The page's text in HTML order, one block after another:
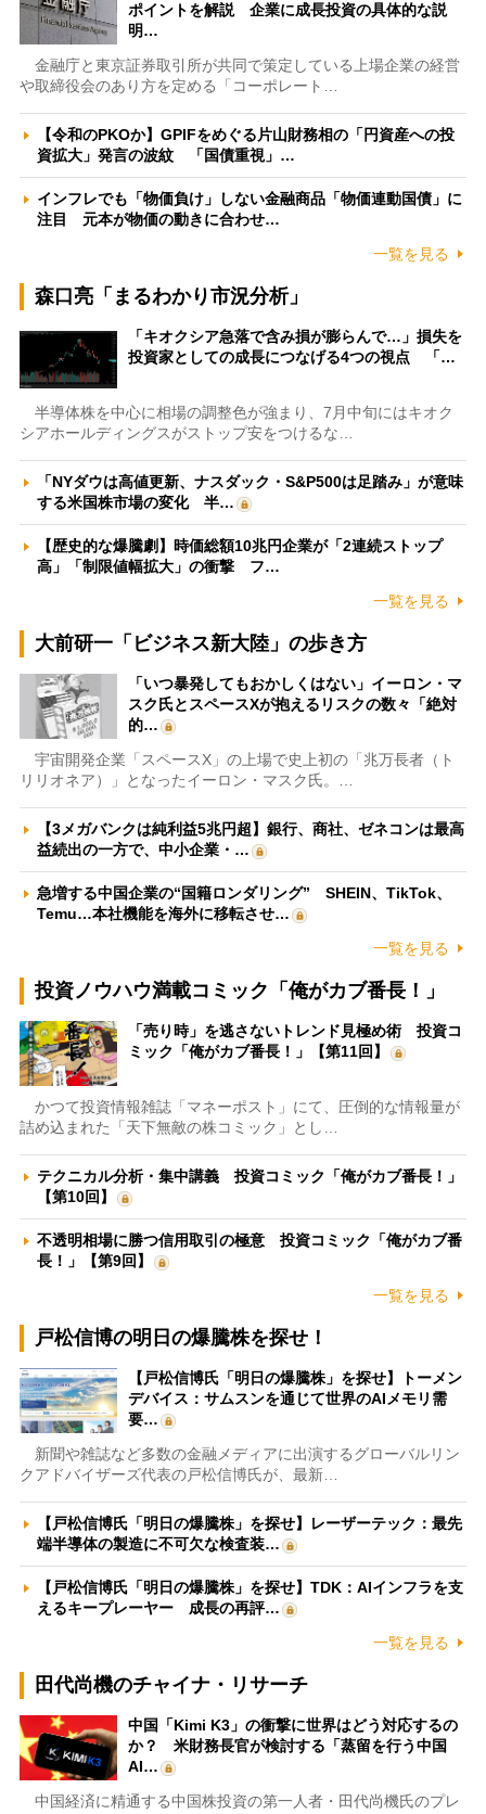
ポイントを解説 企業に成長投資の具体的な説
明…
金融庁と東京証券取引所が共同で策定している上場企業の経営
や取締役会のあり方を定める「コーポレート…
【令和のPKOか】GPIFをめぐる片山財務相の「円資産への投
資拡大」発言の波紋 「国債重視」…
インフレでも「物価負け」しない金融商品「物価連動国債」に
注目 元本が物価の動きに合わせ…
一覧を見る
森口亮「まるわかり市況分析」
「キオクシア急落で含み損が膨らんで…」損失を
投資家としての成長につなげる4つの視点 「…
半導体株を中心に相場の調整色が強まり、7月中旬にはキオク
シアホールディングスがストップ安をつけるな…
「NYダウは高値更新、ナスダック・S&P500は足踏み」が意味
する米国株市場の変化 半…
【歴史的な爆騰劇】時価総額10兆円企業が「2連続ストップ
高」「制限値幅拡大」の衝撃 フ…
一覧を見る
大前研一「ビジネス新大陸」の歩き方
「いつ暴発してもおかしくはない」イーロン・マ
スク氏とスペースXが抱えるリスクの数々「絶対
的…
宇宙開発企業「スペースX」の上場で史上初の「兆万長者（ト
リリオネア）」となったイーロン・マスク氏。…
【3メガバンクは純利益5兆円超】銀行、商社、ゼネコンは最高
益続出の一方で、中小企業・…
急増する中国企業の“国籍ロンダリング” SHEIN、TikTok、
Temu…本社機能を海外に移転させ…
一覧を見る
投資ノウハウ満載コミック「俺がカブ番長！」
「売り時」を逃さないトレンド見極め術 投資コ
ミック「俺がカブ番長！」【第11回】
かつて投資情報雑誌「マネーポスト」にて、圧倒的な情報量が
詰め込まれた「天下無敵の株コミック」とし…
テクニカル分析・集中講義 投資コミック「俺がカブ番長！」
【第10回】
不透明相場に勝つ信用取引の極意 投資コミック「俺がカブ番
長！」【第9回】
一覧を見る
戸松信博の明日の爆騰株を探せ！
【戸松信博氏「明日の爆騰株」を探せ】トーメン
デバイス：サムスンを通じて世界のAIメモリ需
要…
新聞や雑誌など多数の金融メディアに出演するグローバルリン
クアドバイザーズ代表の戸松信博氏が、最新…
【戸松信博氏「明日の爆騰株」を探せ】レーザーテック：最先
端半導体の製造に不可欠な検査装…
【戸松信博氏「明日の爆騰株」を探せ】TDK：AIインフラを支
えるキープレーヤー 成長の再評…
一覧を見る
田代尚機のチャイナ・リサーチ
中国「Kimi K3」の衝撃に世界はどう対応するの
か？ 米財務長官が検討する「蒸留を行う中国
AI…
中国経済に精通する中国株投資の第一人者・田代尚機氏のプレ